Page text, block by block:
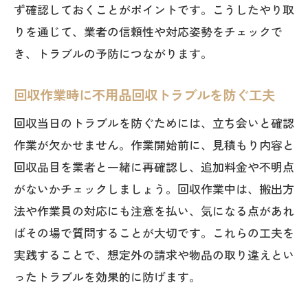
ず確認しておくことがポイントです。こうしたやり取
りを通じて、業者の信頼性や対応姿勢をチェックで
き、トラブルの予防につながります。
回収作業時に不用品回収トラブルを防ぐ工夫
回収当日のトラブルを防ぐためには、立ち会いと確認
作業が欠かせません。作業開始前に、見積もり内容と
回収品目を業者と一緒に再確認し、追加料金や不明点
がないかチェックしましょう。回収作業中は、搬出方
法や作業員の対応にも注意を払い、気になる点があれ
ばその場で質問することが大切です。これらの工夫を
実践することで、想定外の請求や物品の取り違えとい
ったトラブルを効果的に防げます。